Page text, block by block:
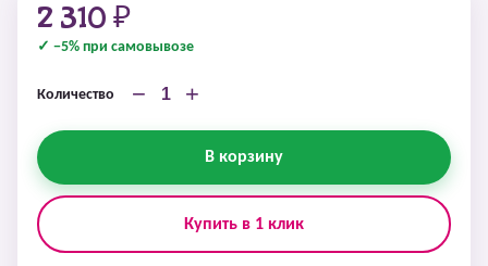
2 310 ₽
✓ −5% при самовывозе
Количество − +
В корзину
Купить в 1 клик